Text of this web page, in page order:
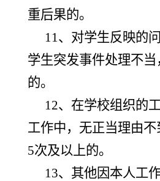
重后果的。
11、对学生反映的
学生突发事件处理不
的。
12、在学校组织的
工作中，无正当理由
5次及以上的。
13、其他因本人工